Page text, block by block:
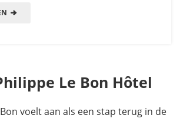
Le Bon Hôtel
voelt aan als een stap terug in de